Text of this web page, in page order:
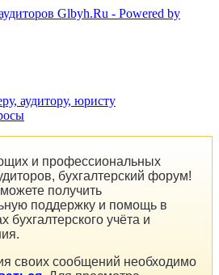
аудитору, юристу
и профессиональных
бухгалтерский форум!
получить
поддержку и помощь в
бухгалтерского учёта и
своих сообщений необходимо